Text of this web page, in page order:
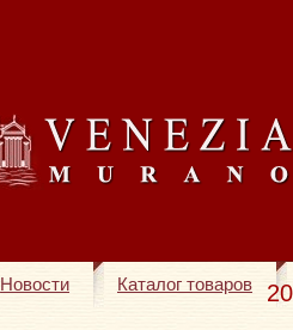
Новости Каталог товаров